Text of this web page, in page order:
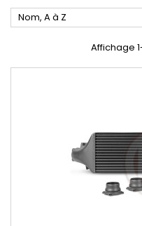
Nom, A à Z
Affichage